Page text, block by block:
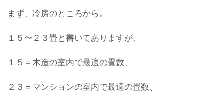
まず、冷房のところから。
１５〜２３畳と書いてありますが、
１５＝木造の室内で最適の畳数、
２３＝マンションの室内で最適の畳数、